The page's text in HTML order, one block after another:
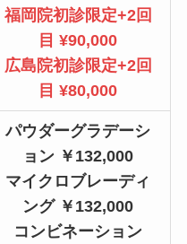
福岡院初診限定+2回
目 ¥90,000
広島院初診限定+2回
目 ¥80,000
パウダーグラデーシ
ョン ￥132,000
マイクロブレーディ
ング ￥132,000
コンビネーション